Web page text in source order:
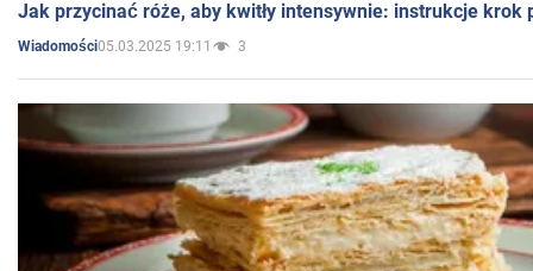
Jak przycinać róże, aby kwitły intensywnie: instrukcje krok
Wiadomości05.03.2025 19:11 3